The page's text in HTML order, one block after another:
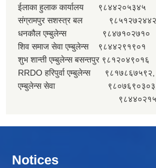
ईलाका हुलाक कार्यालय ९८४४२०५३४५
संग्रामपुर सशस्त्र बल ९८५१२७२४४२
धनकौल एम्बुलेन्स ९८४७१०२७१०
शिव समाज सेवा एम्बुलेन्स ९८४४२९१९०१
शुभ शान्ती एम्बुलेन्स बसन्तपुर ९८१२०४९०१६
RRDO हरिपुर्वा एम्बुलेन्स
एम्बुलेन्स सेवा
Notices